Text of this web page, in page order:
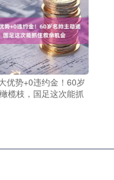
优势+0违约金！60岁
榄枝，国足这次能抓